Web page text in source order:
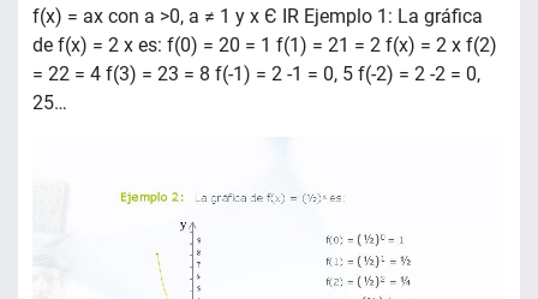
f(x) = ax con a >0, a ≠ 1 y x Є IR Ejemplo 1: La gráfica
de f(x) = 2 x es: f(0) = 20 = 1 f(1) = 21 = 2 f(x) = 2 x f(2)
= 22 = 4 f(3) = 23 = 8 f(-1) = 2 -1 = 0, 5 f(-2) = 2 -2 = 0,
25…